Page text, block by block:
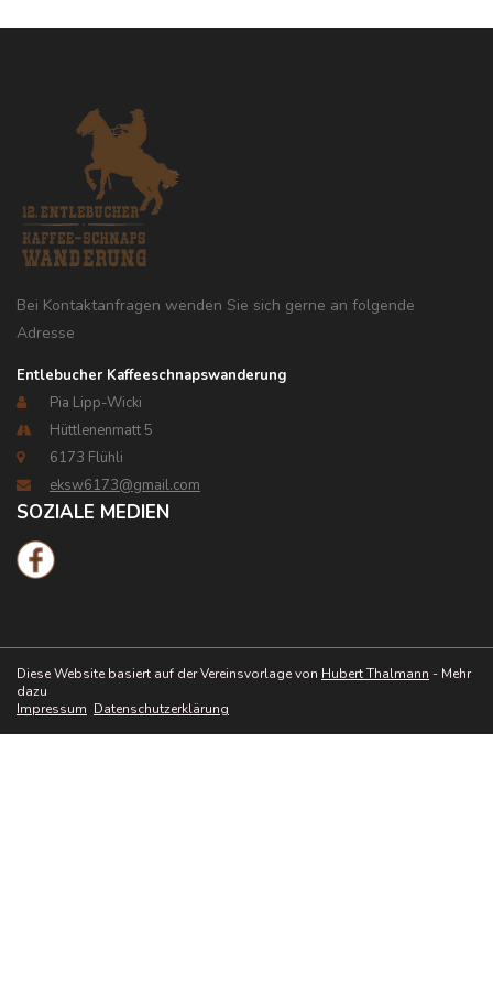
Bei Kontaktanfragen wenden Sie sich gerne an folgende
Adresse
Entlebucher Kaffeeschnapswanderung
Pia Lipp-Wicki
Hüttlenenmatt 5
6173 Flühli
eksw6173@gmail.com
SOZIALE MEDIEN
Diese Website basiert auf der Vereinsvorlage von Hubert Thalmann - Mehr
dazu
Impressum Datenschutzerklärung